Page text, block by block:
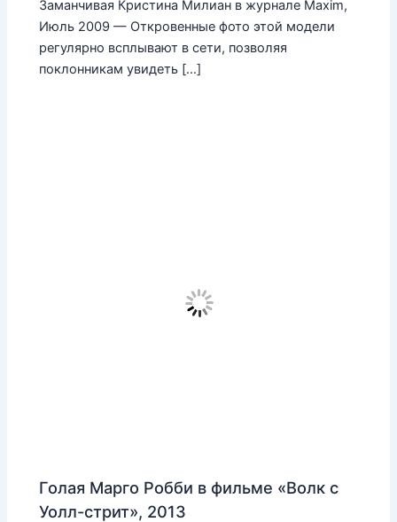
Заманчивая Кристина Милиан в журнале Maxim,
Июль 2009 — Откровенные фото этой модели
регулярно всплывают в сети, позволяя
поклонникам увидеть […]
Голая Марго Робби в фильме «Волк с
Уолл-стрит», 2013